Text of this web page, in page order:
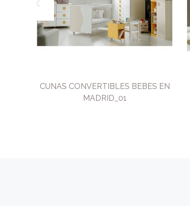
CUNAS CONVERTIBLES BEBES EN
MADRID_01